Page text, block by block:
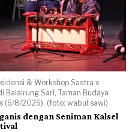
& Workshop Sastra x
Balairung Sari, Taman Budaya
(6/8/2026). (foto: wabul sawi)
dengan Seniman Kalsel